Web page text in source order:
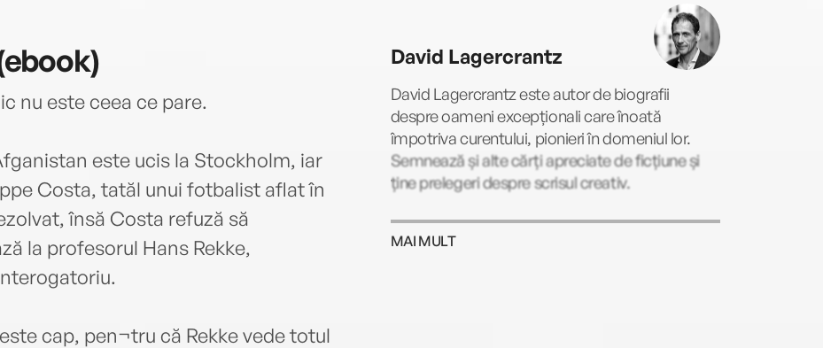
nu este ceea ce pare.
este ucis la Stockholm, iar
Costa, tatăl unui fotbalist aflat în
însă Costa refuză să
la profesorul Hans Rekke,
cap, pen¬tru că Rekke vede totul
David Lagercrantz
David Lagercrantz este autor de biografii
despre oameni excepționali care înoată
împotriva curentului, pionieri în domeniul lor.
Semnează și alte cărți apreciate de ficțiune și
ține prelegeri despre scrisul creativ.
MAI MULT